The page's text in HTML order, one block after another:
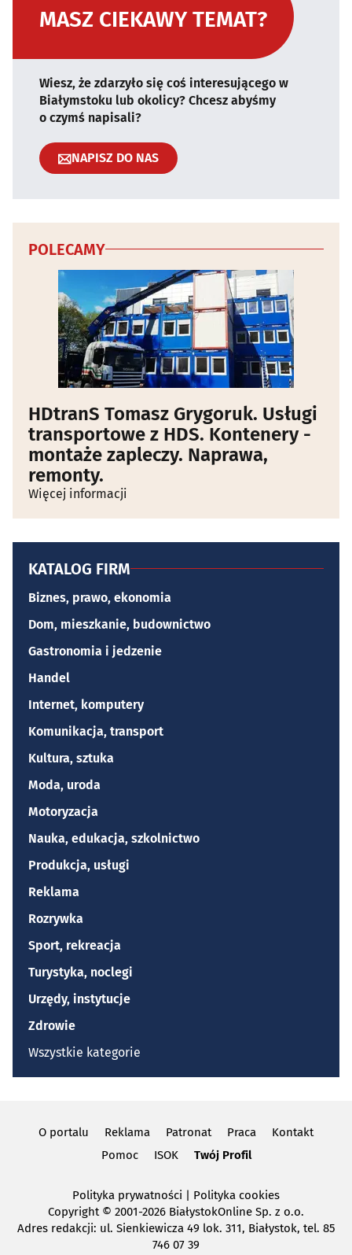
MASZ CIEKAWY TEMAT?
Wiesz, że zdarzyło się coś interesującego w
Białymstoku lub okolicy? Chcesz abyśmy
o czymś napisali?
NAPISZ DO NAS
POLECAMY
HDtranS Tomasz Grygoruk. Usługi
transportowe z HDS. Kontenery -
montaże zapleczy. Naprawa,
remonty.
Więcej informacji
KATALOG FIRM
Biznes, prawo, ekonomia
Dom, mieszkanie, budownictwo
Gastronomia i jedzenie
Handel
Internet, komputery
Komunikacja, transport
Kultura, sztuka
Moda, uroda
Motoryzacja
Nauka, edukacja, szkolnictwo
Produkcja, usługi
Reklama
Rozrywka
Sport, rekreacja
Turystyka, noclegi
Urzędy, instytucje
Zdrowie
Wszystkie kategorie
O portalu Reklama Patronat Praca
Kontakt
Pomoc
ISOK Twój Profil
Polityka prywatności | Polityka cookies
Copyright © 2001-2026 BiałystokOnline Sp. z o.o.
Adres redakcji: ul. Sienkiewicza 49 lok. 311, Białystok, tel. 85
746 07 39